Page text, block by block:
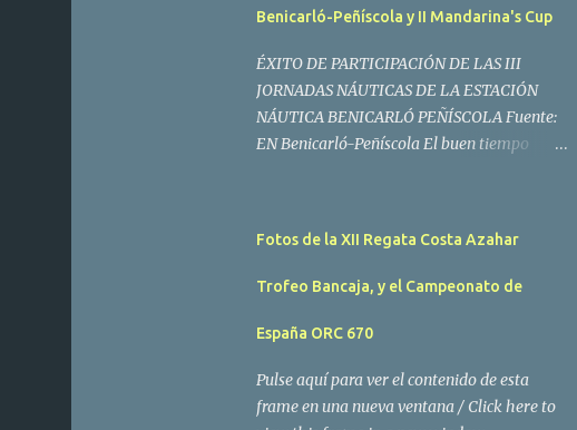
Benicarló-Peñíscola y II Mandarina's Cup
ÉXITO DE PARTICIPACIÓN DE LAS III
JORNADAS NÁUTICAS DE LA ESTACIÓN
NÁUTICA BENICARLÓ PEÑÍSCOLA Fuente:
EN Benicarló-Peñíscola El buen tiempo
de la II Regata Mandarina's Cup que tuvo
lugar este fin de semana en aguas de
jornadas de navegación, la embarcación
Villes fue la merecida vencedora de la
prueba, en la que tomaron parte un total de
Fotos de la XII Regata Costa Azahar
Trofeo Bancaja, y el Campeonato de
España ORC 670
Pulse aquí para ver el contenido de esta
frame en una nueva ventana / Click here to